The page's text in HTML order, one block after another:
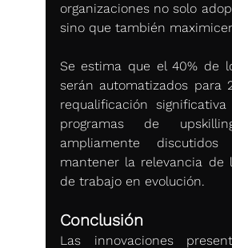
organizaciones no solo
sino que también
Se estima que el 40% de
serán automatizados para
requalificación
programas de
ampliamente
mantener la relevancia
de trabajo en evolución.
Conclusión
Las innovaciones